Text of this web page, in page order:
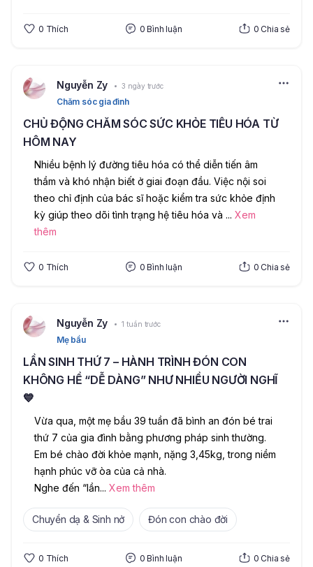
0 Thích 0 Bình luận 0 Chia sẻ
Nguyễn Zy 3 ngày trước
Chăm sóc gia đình
CHỦ ĐỘNG CHĂM SÓC SỨC KHỎE TIÊU HÓA TỪ
HÔM NAY
Nhiều bệnh lý đường tiêu hóa có thể diễn tiến âm
thầm và khó nhận biết ở giai đoạn đầu. Việc nội soi
theo chỉ định của bác sĩ hoặc kiểm tra sức khỏe định
kỳ giúp theo dõi tình trạng hệ tiêu hóa và ... Xem
thêm
0 Thích 0 Bình luận 0 Chia sẻ
Nguyễn Zy 1 tuần trước
Mẹ bầu
LẦN SINH THỨ 7 – HÀNH TRÌNH ĐÓN CON
KHÔNG HỀ “DỄ DÀNG” NHƯ NHIỀU NGƯỜI NGHĨ
💙
Vừa qua, một mẹ bầu 39 tuần đã bình an đón bé trai
thứ 7 của gia đình bằng phương pháp sinh thường.
Em bé chào đời khỏe mạnh, nặng 3,45kg, trong niềm
hạnh phúc vỡ òa của cả nhà.
Nghe đến “lần... Xem thêm
Chuyển dạ & Sinh nở Đón con chào đời
0 Thích 0 Bình luận 0 Chia sẻ